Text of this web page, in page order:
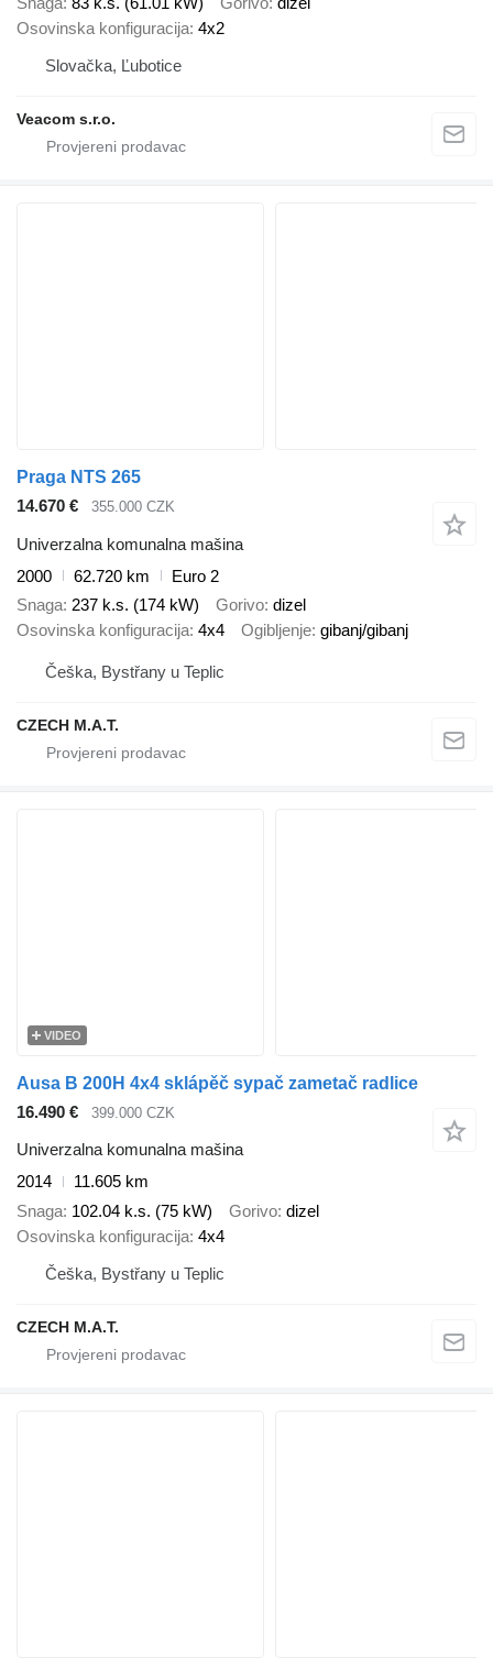
Osovinska konfiguracija 4x2
Slovačka, Ľubotice
Veacom s.r.o.
Praga NTS 265
14.670 €
355.000 CZK
Univerzalna komunalna mašina
2000
62.720 km
Euro 2
Snaga 237 k.s. (174 kW) Gorivo dizel
Osovinska konfiguracija 4x4 Ogibljenje gibanj/gibanj
Češka, Bystřany u Teplic
CZECH M.A.T.
VIDEO
Ausa B 200H 4x4 sklápěč sypač zametač radlice
16.490 €
399.000 CZK
Univerzalna komunalna mašina
2014
11.605 km
Snaga 102.04 k.s. (75 kW) Gorivo dizel
Osovinska konfiguracija 4x4
Češka, Bystřany u Teplic
CZECH M.A.T.